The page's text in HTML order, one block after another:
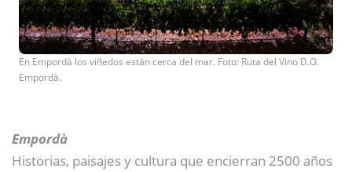
En Empordà los viñedos están cerca del mar. Foto: Ruta del Vino D.O.
Empordà.
Empordà
Historias, paisajes y cultura que encierran 2500 años